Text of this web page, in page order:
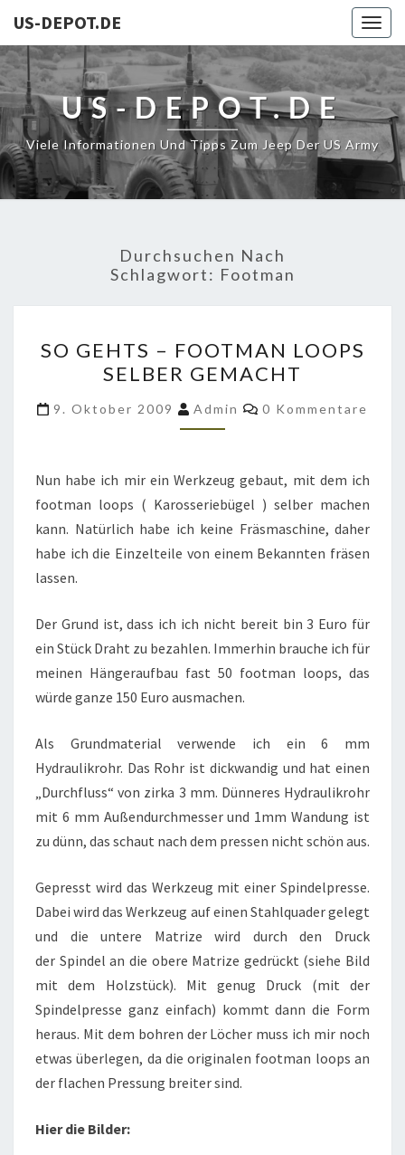
US-DEPOT.DE
US-DEPOT.DE
Viele Informationen Und Tipps Zum Jeep Der US Army
Durchsuchen Nach
Schlagwort: Footman
GEHTS
–
FOOTMAN
LOOPS
GEMACHT
SO GEHTS – FOOTMAN LOOPS
SELBER GEMACHT
9. Oktober 2009 Admin Kommentare
0 Kommentare
Nun habe ich mir ein Werkzeug gebaut, mit dem ich
footman loops ( Karosseriebügel ) selber machen
kann. Natürlich habe ich keine Fräsmaschine, daher
habe ich die Einzelteile von einem Bekannten fräsen
lassen.
Der Grund ist, dass ich ich nicht bereit bin 3 Euro für
ein Stück Draht zu bezahlen. Immerhin brauche ich für
meinen Hängeraufbau fast 50 footman loops, das
würde ganze 150 Euro ausmachen.
Als Grundmaterial verwende ich ein 6 mm
Hydraulikrohr. Das Rohr ist dickwandig und hat einen
„Durchfluss“ von zirka 3 mm. Dünneres Hydraulikrohr
mit 6 mm Außendurchmesser und 1mm Wandung ist
zu dünn, das schaut nach dem pressen nicht schön aus.
Gepresst wird das Werkzeug mit einer Spindelpresse.
Dabei wird das Werkzeug auf einen Stahlquader gelegt
und die untere Matrize wird durch den Druck
der Spindel an die obere Matrize gedrückt (siehe Bild
mit dem Holzstück). Mit genug Druck (mit der
Spindelpresse ganz einfach) kommt dann die Form
heraus. Mit dem bohren der Löcher muss ich mir noch
etwas überlegen, da die originalen footman loops an
der flachen Pressung breiter sind.
Hier die Bilder: